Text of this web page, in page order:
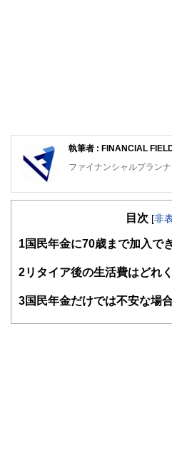
執筆者 : FINANCIAL
ファイナンシャルプランナ
FinancialField編集部は、
知識がない方でも理解で
得者を中心に「お金や暮
験者で構成され、企画立
関わることで、読者目線
目次 [非
1 国民年金に70歳まで加入で
2 リタイア後の生活費はどれ
3国民年金だけでは不安な場